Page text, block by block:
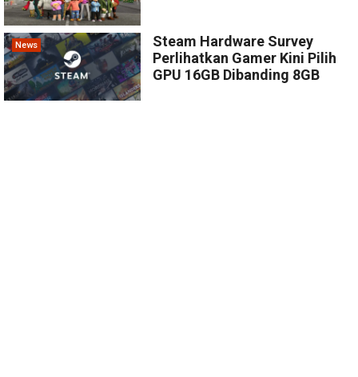
News
Steam Hardware Survey
Perlihatkan Gamer Kini Pilih
GPU 16GB Dibanding 8GB